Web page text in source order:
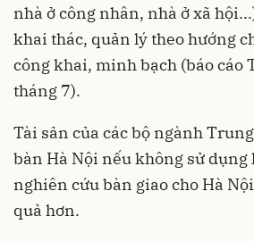
nhà ở công nhân, nhà ở xã
khai thác, quản lý theo hướng
công khai, minh bạch (báo cáo
tháng 7).
Tài sản của các bộ ngành
bàn Hà Nội nếu không sử
nghiên cứu bàn giao cho Hà
quả hơn.